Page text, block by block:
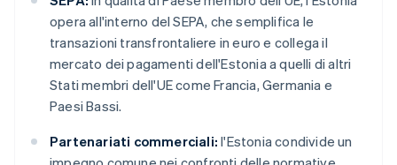
opera all'interno del SEPA, che semplifica le
transazioni transfrontaliere in euro e collega il
mercato dei pagamenti dell'Estonia a quelli di altri
Stati membri dell'UE come Francia, Germania e
Paesi Bassi.
Partenariati commerciali: l'Estonia condivide un